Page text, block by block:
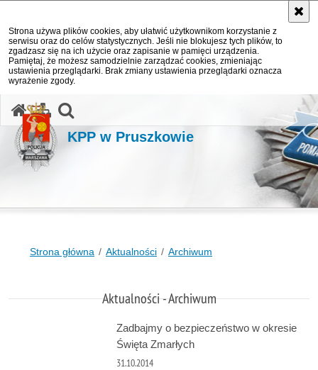
Strona używa plików cookies, aby ułatwić użytkownikom korzystanie z
serwisu oraz do celów statystycznych. Jeśli nie blokujesz tych plików, to
zgadzasz się na ich użycie oraz zapisanie w pamięci urządzenia.
Pamiętaj, że możesz samodzielnie zarządzać cookies, zmieniając
ustawienia przeglądarki. Brak zmiany ustawienia przeglądarki oznacza
wyrażenie zgody.
KPP w Pruszkowie
Strona główna Aktualności Archiwum
Aktualności - Archiwum
Zadbajmy o bezpieczeństwo w okresie
Święta Zmarłych
31.10.2014